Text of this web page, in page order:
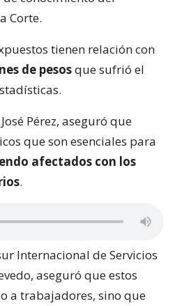
Corte.
tienen relación con
de pesosque sufrió el
Pérez, aseguró que
que son esenciales para
afectados con los
.
Internacional de Servicios
aseguró que estos
a trabajadores, sino que